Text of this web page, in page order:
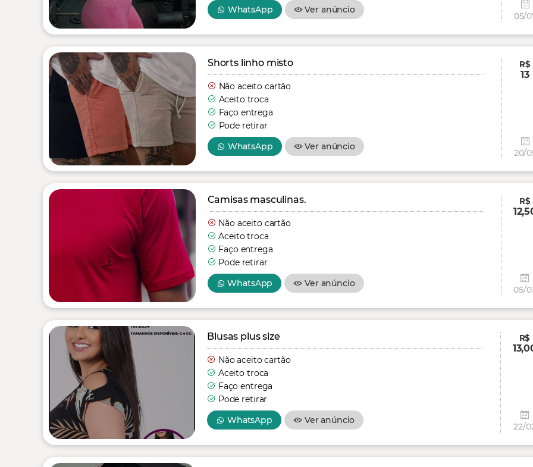
WhatsApp
Ver anúncio
05/
Shorts linho misto
Não aceito cartão
Aceito troca
Faço entrega
Pode retirar
WhatsApp
Ver anúncio
R$
13
20/
Camisas masculinas.
Não aceito cartão
Aceito troca
Faço entrega
Pode retirar
WhatsApp
Ver anúncio
R$
05/
Blusas plus size
Não aceito cartão
Aceito troca
Faço entrega
Pode retirar
WhatsApp
Ver anúncio
R$
22/